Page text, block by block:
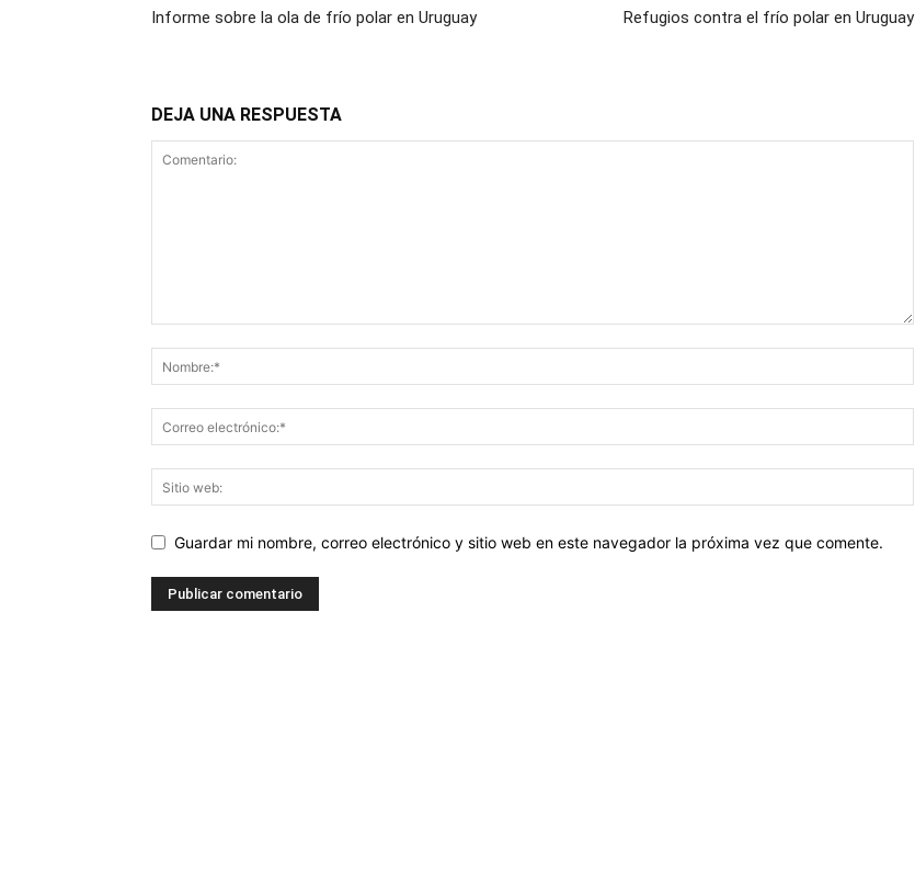
Informe sobre la ola de frío polar en Uruguay Refugios contra el frío polar en Uruguay
DEJA UNA RESPUESTA
Guardar mi nombre, correo electrónico y sitio web en este navegador la próxima vez que comente.